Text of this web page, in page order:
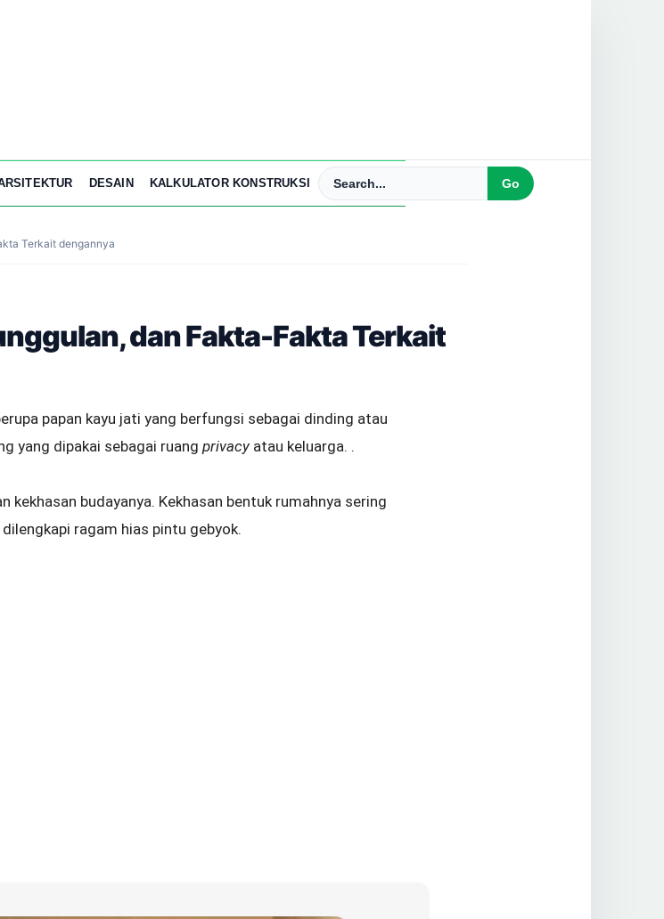
DESAIN KALKULATOR KONSTRUKSI
Terkait dengannya
dan Fakta-Fakta Terkait
papan kayu jati yang berfungsi sebagai dinding atau
yang dipakai sebagai ruang privacy atau keluarga. .
budayanya. Kekhasan bentuk rumahnya sering
ragam hias pintu gebyok.